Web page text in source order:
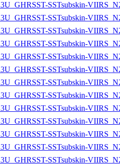
SSTsubskin-
SSTsubskin-
SSTsubskin-
SSTsubskin-
SSTsubskin-
SSTsubskin-
SSTsubskin-
SSTsubskin-
SSTsubskin-
SSTsubskin-
SSTsubskin-
SSTsubskin-
SSTsubskin-